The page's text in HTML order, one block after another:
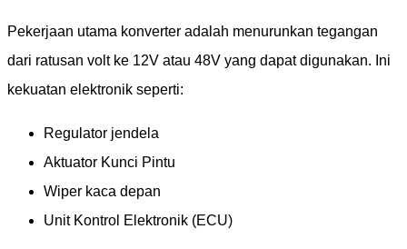
Pekerjaan utama konverter adalah menurunkan tegangan
dari ratusan volt ke 12V atau 48V yang dapat digunakan. Ini
kekuatan elektronik seperti:
Regulator jendela
Aktuator Kunci Pintu
Wiper kaca depan
Unit Kontrol Elektronik (ECU)